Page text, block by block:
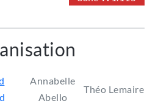
Annabelle
Abello
Théo Lemaire